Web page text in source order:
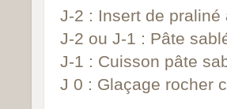
J-2 : Insert de praliné
J-2 ou J-1 : Pâte
J-1 : Cuisson pâte
J 0 : Glaçage rocher